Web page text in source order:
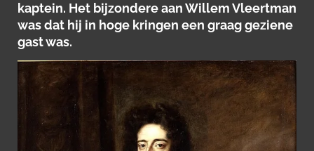
kaptein. Het bijzondere aan Willem Vleertman
was dat hij in hoge kringen een graag geziene
gast was.